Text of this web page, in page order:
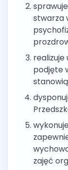
stwarza
realizuje
podjęte
zajęć